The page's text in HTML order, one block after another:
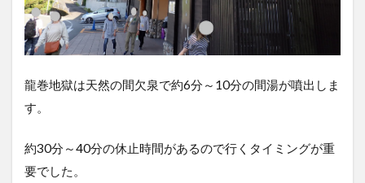
龍巻地獄は天然の間欠泉で約6分～10分の間湯が噴出しま
す。
約30分～40分の休止時間があるので行くタイミングが重
要でした。